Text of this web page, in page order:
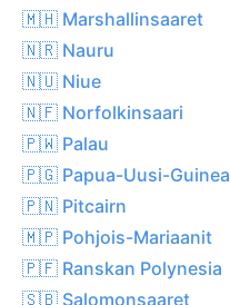
🇲🇭 Marshallinsaaret
🇳🇷 Nauru
🇳🇺 Niue
🇳🇫 Norfolkinsaari
🇵🇼 Palau
🇵🇬 Papua-Uusi-Guinea
🇵🇳 Pitcairn
🇲🇵 Pohjois-Mariaanit
🇵🇫 Ranskan Polynesia
🇸🇧 Salomonsaaret